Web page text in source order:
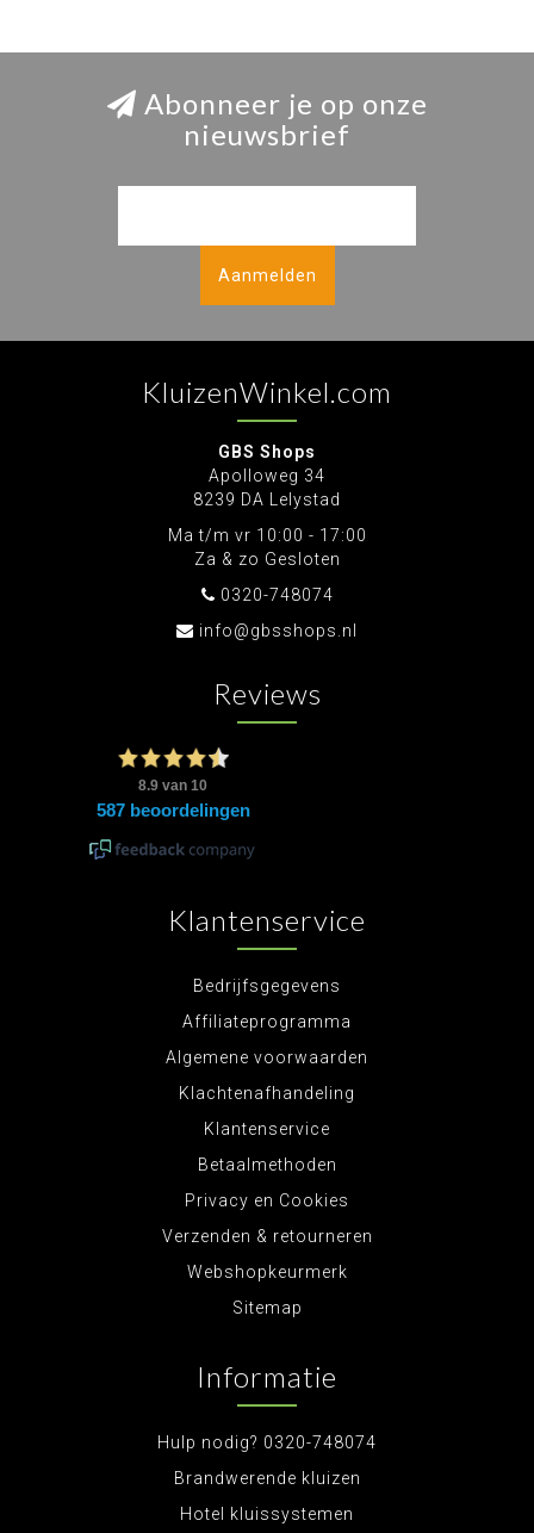
Abonneer je op onze
nieuwsbrief
Aanmelden
KluizenWinkel.com
GBS Shops
Apolloweg 34
8239 DA Lelystad
Ma t/m vr 10:00 - 17:00
Za & zo Gesloten
0320-748074
info@gbsshops.nl
Reviews
Klantenservice
Bedrijfsgegevens
Affiliateprogramma
Algemene voorwaarden
Klachtenafhandeling
Klantenservice
Betaalmethoden
Privacy en Cookies
Verzenden & retourneren
Webshopkeurmerk
Sitemap
Informatie
Hulp nodig? 0320-748074
Brandwerende kluizen
Hotel kluissystemen